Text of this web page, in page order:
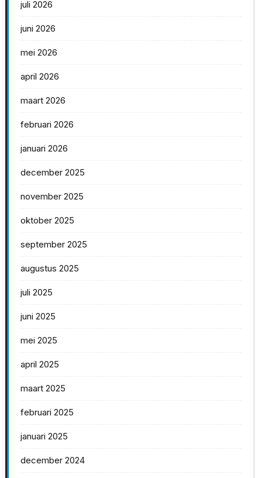
juli 2026
juni 2026
mei 2026
april 2026
maart 2026
februari 2026
januari 2026
december 2025
november 2025
oktober 2025
september 2025
augustus 2025
juli 2025
juni 2025
mei 2025
april 2025
maart 2025
februari 2025
januari 2025
december 2024